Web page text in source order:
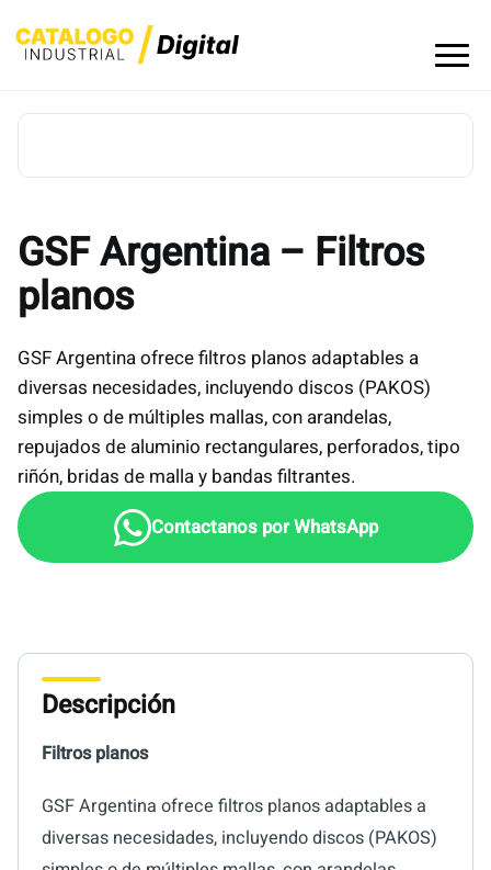
to
GSF Argentina – Filtros
planos
GSF Argentina ofrece filtros planos adaptables a
diversas necesidades, incluyendo discos (PAKOS)
simples o de múltiples mallas, con arandelas,
repujados de aluminio rectangulares, perforados, tipo
riñón, bridas de malla y bandas filtrantes.
Descripción
Filtros planos
GSF Argentina ofrece filtros planos adaptables a
diversas necesidades, incluyendo discos (PAKOS)